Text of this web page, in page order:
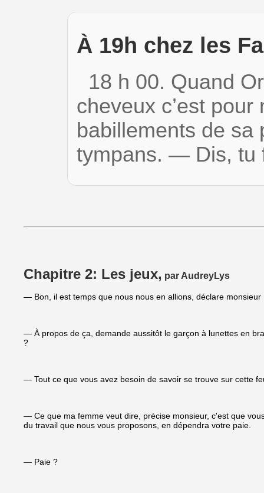
À 19h chez les
18 h 00. Quand
cheveux c’est
babillements de
tympans. — Dis,
Chapitre 2: Les jeux, par AudreyLys
— Bon, il est temps que nous nous en allions, déclare
— À propos de ça, demande aussitôt le garçon à lunettes en
?
— Tout ce que vous avez besoin de savoir se trouve sur cette
— Ce que ma femme veut dire, précise monsieur, c'est que
du travail que nous vous proposons, en dépendra votre paie.
— Paie ?